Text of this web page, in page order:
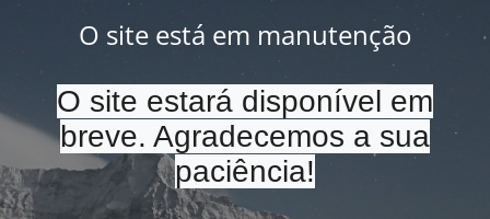
O site está em manutenção
O site estará disponível em
breve. Agradecemos a sua
paciência!